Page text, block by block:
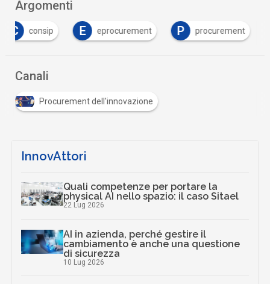
Argomenti
C
consip E eprocurement P procurement
Canali
Procurement dell'innovazione
InnovAttori
Quali competenze per portare la
physical AI nello spazio: il caso Sitael
22 Lug 2026
AI in azienda, perché gestire il
cambiamento è anche una questione
di sicurezza
10 Lug 2026